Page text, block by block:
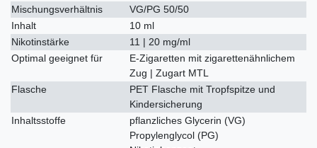
Mischungsverhältnis
VG/PG 50/50
Inhalt
10 ml
Nikotinstärke
11 | 20 mg/ml
Optimal geeignet für
E-Zigaretten mit zigarettenähnlichem
Zug | Zugart MTL
Flasche
PET Flasche mit Tropfspitze und
Kindersicherung
Inhaltsstoffe
pflanzliches Glycerin (VG)
Propylenglycol (PG)